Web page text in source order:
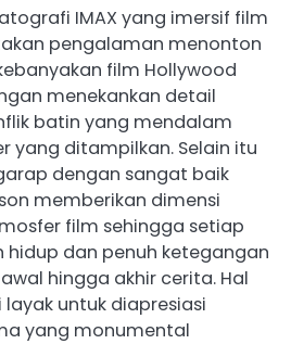
IMAX yang imersif film
pengalaman menonton
film Hollywood
menekankan detail
batin yang mendalam
yang ditampilkan. Selain itu
dengan sangat baik
memberikan dimensi
film sehingga setiap
hidup dan penuh ketegangan
hingga akhir cerita. Hal
untuk diapresiasi
yang monumental